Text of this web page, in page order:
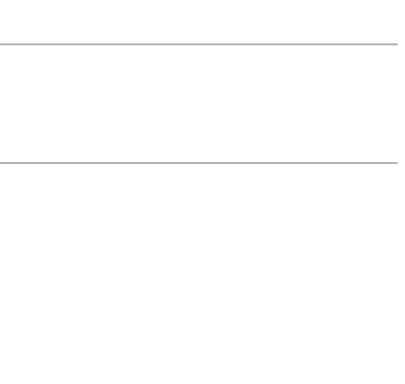
(also on mistakes) and further explanations.
(initial position - final position).